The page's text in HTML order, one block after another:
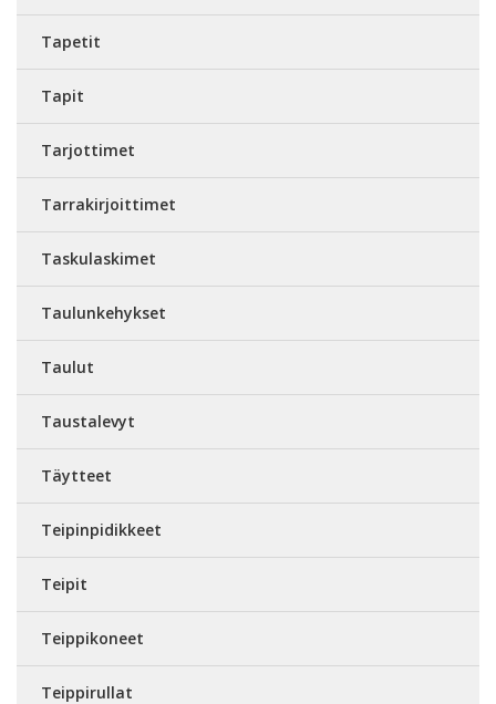
Tapetit
Tapit
Tarjottimet
Tarrakirjoittimet
Taskulaskimet
Taulunkehykset
Taulut
Taustalevyt
Täytteet
Teipinpidikkeet
Teipit
Teippikoneet
Teippirullat